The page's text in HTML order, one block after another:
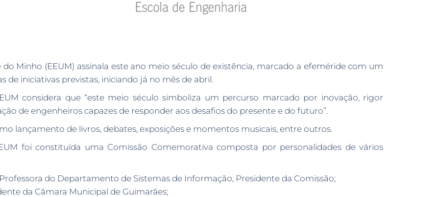
Minho (EEUM) assinala este ano meio século de existência, marcado a efeméride com um
de iniciativas previstas, iniciando já no mês de abril.
considera que “este meio século simboliza um percurso marcado por inovação, rigor
de engenheiros capazes de responder aos desafios do presente e do futuro”.
lançamento de livros, debates, exposições e momentos musicais, entre outros.
foi constituída uma Comissão Comemorativa composta por personalidades de vários
do Departamento de Sistemas de Informação, Presidente da Comissão;
da Câmara Municipal de Guimarães;